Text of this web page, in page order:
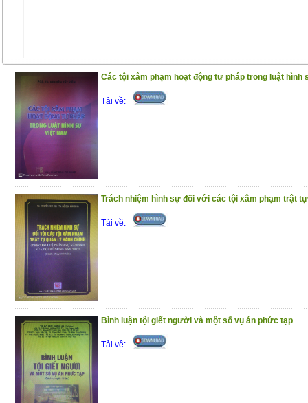
Các tội xâm phạm hoạt động tư pháp trong luật hình
Tải về:
Trách nhiệm hình sự đối với các tội xâm phạm trật
Tải về:
Bình luận tội giết người và một số vụ án phức tạp
Tải về: